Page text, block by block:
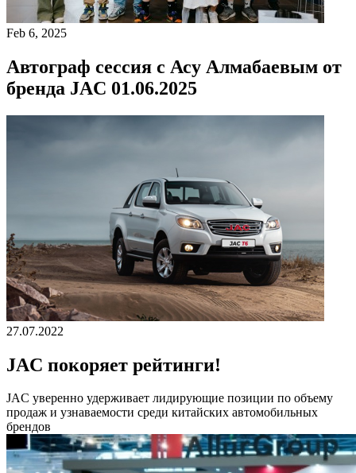
Feb 6, 2025
Автограф сессия с Асу Алмабаевым от
бренда JAC 01.06.2025
27.07.2022
JAC покоряет рейтинги!
JAС уверенно удерживает лидирующие позиции по объему
продаж и узнаваемости среди китайских автомобильных
брендов